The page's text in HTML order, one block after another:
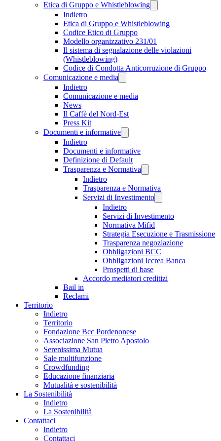
Etica di Gruppo e Whistleblowing
Indietro
Etica di Gruppo e Whistleblowing
Codice Etico di Gruppo
Modello organizzativo 231/01
Il sistema di segnalazione delle violazioni
(Whistleblowing)
Codice di Condotta Anticorruzione di Gruppo
Comunicazione e media
Indietro
Comunicazione e media
News
Il Caffè del Nord-Est
Press Kit
Documenti e informative
Indietro
Documenti e informative
Definizione di Default
Trasparenza e Normativa
Indietro
Trasparenza e Normativa
Servizi di Investimento
Indietro
Servizi di Investimento
Normativa Mifid
Strategia Esecuzione e Trasmissione
Trasparenza negoziazione
Obbligazioni BCC
Obbligazioni Iccrea Banca
Prospetti di base
Accordo mediatori creditizi
Bail in
Reclami
Territorio
Indietro
Territorio
Fondazione Bcc Pordenonese
Associazione San Pietro Apostolo
Serenissima Mutua
Sale multifunzione
Crowdfunding
Educazione finanziaria
Mutualità e sostenibilità
La Sostenibilità
Indietro
La Sostenibilità
Contattaci
Indietro
Contattaci